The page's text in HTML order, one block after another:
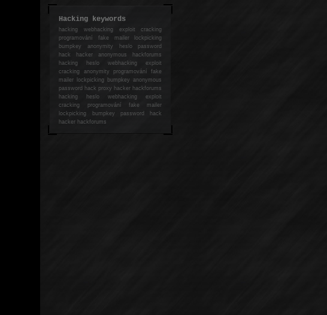
Hacking keywords
hackingwebhacking exploit cracking
programování fake mailer lockpicking
bumpkey anonymity heslo password
hackhacker anonymous hackforums
hackingheslo webhacking exploit
cracking anonymity programování fake
mailer lockpicking bumpkey anonymous
password hack proxy hacker hackforums
hacking heslo webhacking exploit
cracking programování fake mailer
lockpicking bumpkey password hack
hackerhackforums